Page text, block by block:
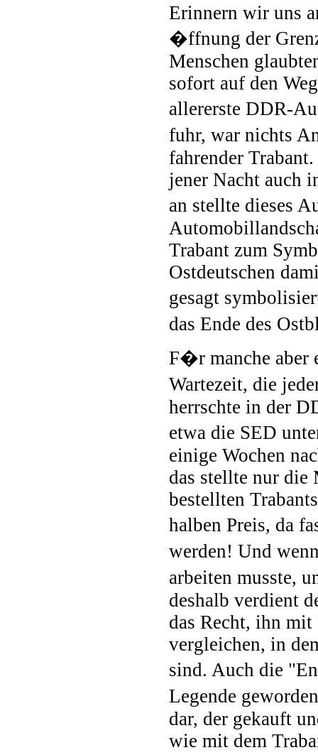
Erinnern wir uns
�ffnung der
Menschen
sofort auf den
allererste DDR-
fuhr, war nichts
fahrender
jener Nacht auch
an stellte dieses
Trabant zum
Ostdeutschen
gesagt
das Ende des
F�r manche aber
Wartezeit, die
herrschte in der
etwa die SED
einige Wochen
das stellte nur die
bestellten
halben Preis, da
werden! Und
arbeiten musste,
deshalb verdient
das Recht, ihn
vergleichen, in
sind. Auch die
Legende
dar, der gekauft
wie mit dem